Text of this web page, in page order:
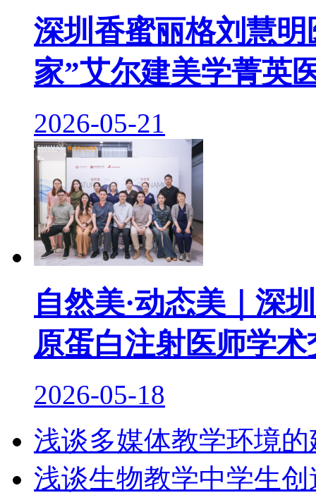
深圳香蜜丽格刘慧
家”艾尔建美学菁英
2026-05-21
自然美·动态美｜深
原蛋白注射医师学术
2026-05-18
浅谈多媒体教学环境
浅谈生物教学中学生